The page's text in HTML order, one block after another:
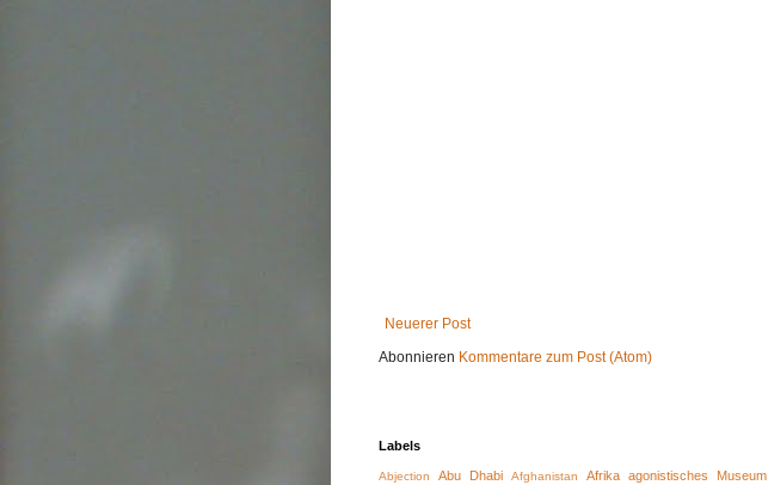
Neuerer Post
Abonnieren Kommentare zum Post (Atom)
Labels
Abjection Abu Dhabi Afghanistan Afrika agonistisches Museum